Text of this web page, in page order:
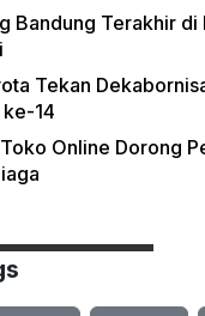
Bandung Terakhir di
Tekan
ke-14
Online Dorong